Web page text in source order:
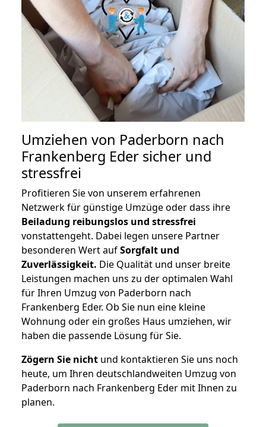
Umziehen von Paderborn nach
Frankenberg Eder sicher und
stressfrei
Profitieren Sie von unserem erfahrenen
Netzwerk für günstige Umzüge oder dass ihre
Beiladung reibungslos und stressfrei
vonstattengeht. Dabei legen unsere Partner
besonderen Wert aufSorgfalt und
Zuverlässigkeit. Die Qualität und unser breite
Leistungen machen uns zu der optimalen Wahl
für Ihren Umzug von Paderborn nach
Frankenberg Eder. Ob Sie nun eine kleine
Wohnung oder ein großes Haus umziehen, wir
haben die passende Lösung für Sie.
Zögern Sie nicht und kontaktieren Sie uns noch
heute, um Ihren deutschlandweiten Umzug von
Paderborn nach Frankenberg Eder mit Ihnen zu
planen.